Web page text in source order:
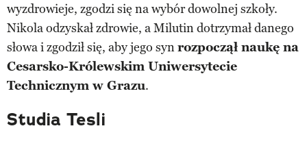
wyzdrowieje, zgodzi się na wybór dowolnej szkoły.
Nikola odzyskał zdrowie, a Milutin dotrzymał danego
słowa i zgodził się, aby jego synrozpoczął naukę na
Cesarsko-Królewskim Uniwersytecie
Technicznym w Grazu.
Studia Tesli